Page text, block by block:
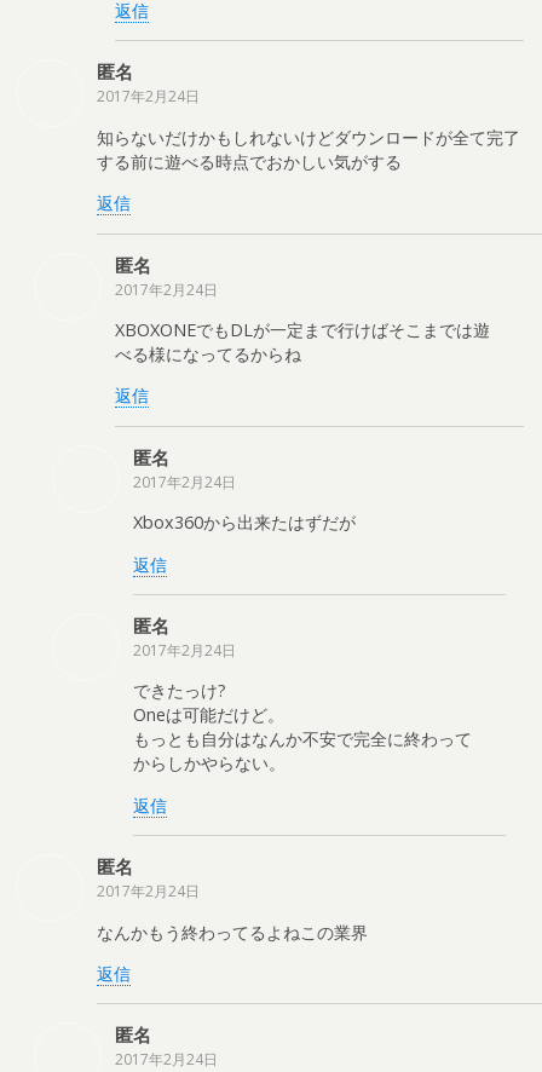
返信
匿名
2017年2月24日
知らないだけかもしれないけどダウンロードが全て完了
する前に遊べる時点でおかしい気がする
返信
匿名
2017年2月24日
XBOXONEでもDLが一定まで行けばそこまでは遊
べる様になってるからね
返信
匿名
2017年2月24日
Xbox360から出来たはずだが
返信
匿名
2017年2月24日
できたっけ?
Oneは可能だけど。
もっとも自分はなんか不安で完全に終わって
からしかやらない。
返信
匿名
2017年2月24日
なんかもう終わってるよねこの業界
返信
匿名
2017年2月24日